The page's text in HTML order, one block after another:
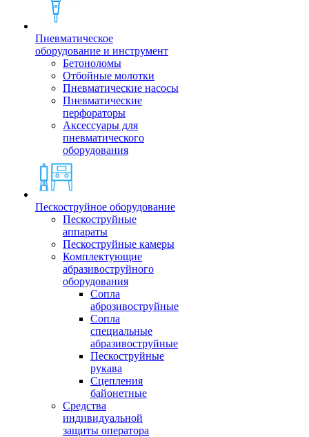
Пневматическое
оборудование и инструмент
Бетоноломы
Отбойные молотки
Пневматические насосы
Пневматические
перфораторы
Аксессуары для
пневматического
оборудования
Пескоструйное оборудование
Пескоструйные
аппараты
Пескоструйные камеры
Комплектующие
абразивоструйного
оборудования
Сопла
аброзивоструйные
Сопла
специальные
абразивоструйные
Пескоструйные
рукава
Сцепления
байонетные
Средства
индивидуальной
защиты оператора